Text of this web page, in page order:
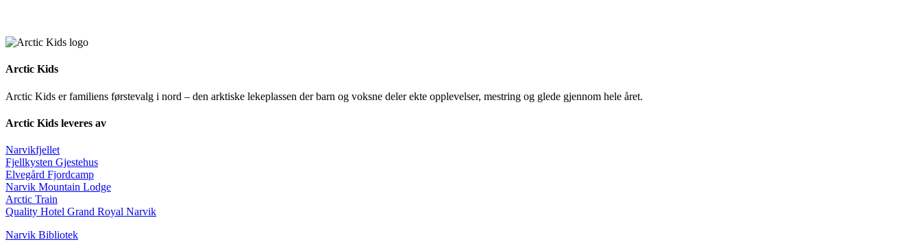
Arctic Kids
Arctic Kids er familiens førstevalg i nord – den arktiske lekeplassen der barn og voksne deler ekte opplevelser, mestring og glede gjennom hele året.
Arctic Kids leveres av
Narvikfjellet
Fjellkysten Gjestehus
Elvegård Fjordcamp
Narvik Mountain Lodge
Arctic Train
Quality Hotel Grand Royal Narvik
Narvik Bibliotek